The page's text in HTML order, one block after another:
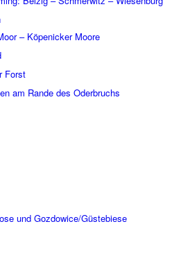
– Köpe­nicker Moore
Forst
am Rande des Oder­bruchs
und Gozdowice/Güstebiese